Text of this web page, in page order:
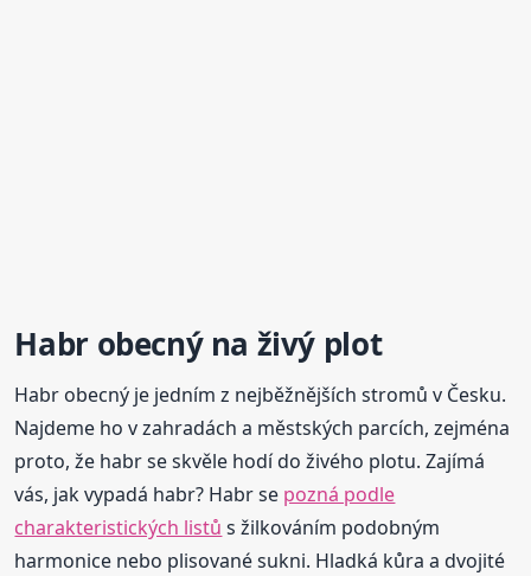
Habr obecný na živý plot
Habr obecný je jedním z nejběžnějších stromů v Česku.
Najdeme ho v zahradách a městských parcích, zejména
proto, že habr se skvěle hodí do živého plotu. Zajímá
vás, jak vypadá habr? Habr se pozná podle
charakteristických listů s žilkováním podobným
harmonice nebo plisované sukni. Hladká kůra a dvojité